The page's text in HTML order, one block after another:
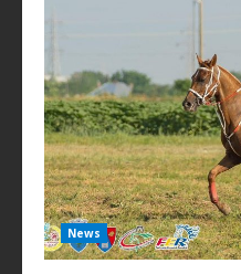
News